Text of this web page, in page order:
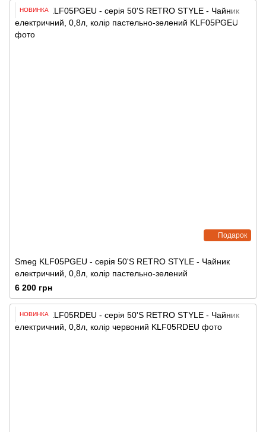
Подарок
НОВИНКА
Smeg KLF05PGEU - серія 50'S RETRO STYLE - Чайник
електричний, 0,8л, колір пастельно-зелений
6 200 грн
НОВИНКА